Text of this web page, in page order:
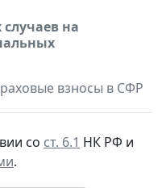
на
взносы в СФР
со ст. 6.1 НК РФ и
.